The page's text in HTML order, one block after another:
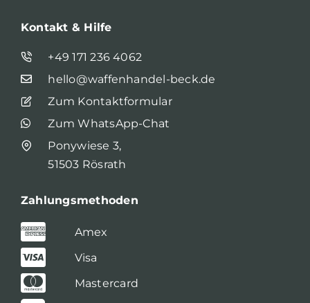
Kontakt & Hilfe
+49 171 236 4062
hello@waffenhandel-beck.de
Zum Kontaktformular
Zum WhatsApp-Chat
Ponywiese 3,
51503 Rösrath
Zahlungsmethoden
Amex
Visa
Mastercard